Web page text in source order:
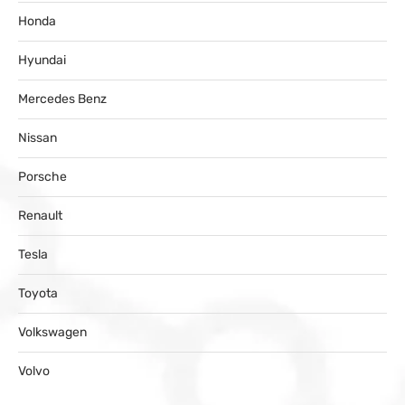
Honda
Hyundai
Mercedes Benz
Nissan
Porsche
Renault
Tesla
Toyota
Volkswagen
Volvo